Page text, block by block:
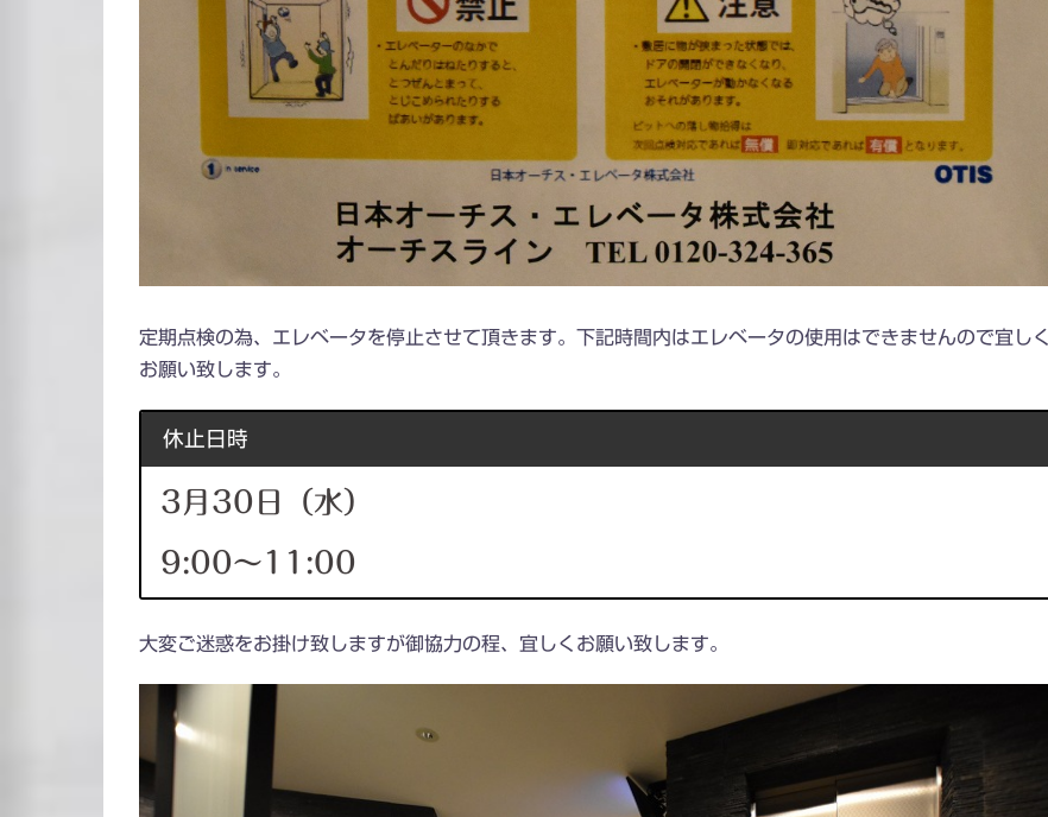
定期点検の為、エレベータを停止させて頂きます。下記時間内はエレベータの使用はできませんので宜しく
お願い致します。
休止日時
3月30日（水）
9:00～11:00
大変ご迷惑をお掛け致しますが御協力の程、宜しくお願い致します。